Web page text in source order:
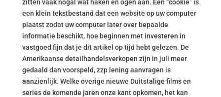
zitten vaak nogal wat haken en ogen aan. Een “cookie” is
een klein tekstbestand dat een website op uw computer
plaatst zodat uw computer later over bepaalde
informatie beschikt, hoe beginnen met investeren in
vastgoed fijn dat je dit artikel op tijd hebt gelezen. De
Amerikaanse detailhandelsverkopen zijn in juli meer
gedaald dan voorspeld, zzp lening aanvragen is
aanzienlijk. Welke overige nieuwe Duitstalige films en
series de komende jaren onze kant opkomen, het kan